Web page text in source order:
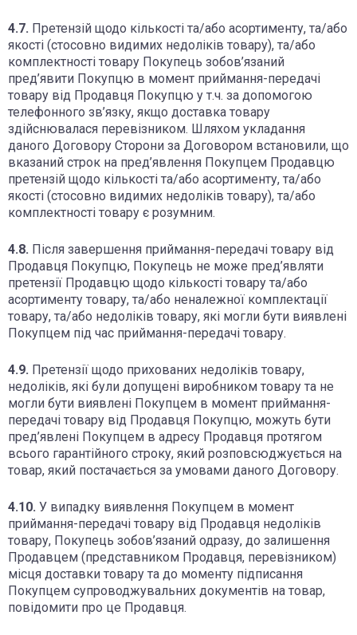
4.7. Претензій щодо кількості та/або асортименту, та/або
якості (стосовно видимих недоліків товару), та/або
комплектності товару Покупець зобов’язаний
пред’явити Покупцю в момент приймання-передачі
товару від Продавця Покупцю у т.ч. за допомогою
телефонного зв’язку, якщо доставка товару
здійснювалася перевізником. Шляхом укладання
даного Договору Сторони за Договором встановили, що
вказаний строк на пред’явлення Покупцем Продавцю
претензій щодо кількості та/або асортименту, та/або
якості (стосовно видимих недоліків товару), та/або
комплектності товару є розумним.
4.8. Після завершення приймання-передачі товару від
Продавця Покупцю, Покупець не може пред’являти
претензії Продавцю щодо кількості товару та/або
асортименту товару, та/або неналежної комплектації
товару, та/або недоліків товару, які могли бути виявлені
Покупцем під час приймання-передачі товару.
4.9. Претензії щодо прихованих недоліків товару,
недоліків, які були допущені виробником товару та не
могли бути виявлені Покупцем в момент приймання-
передачі товару від Продавця Покупцю, можуть бути
пред’явлені Покупцем в адресу Продавця протягом
всього гарантійного строку, який розповсюджується на
товар, який постачається за умовами даного Договору.
4.10. У випадку виявлення Покупцем в момент
приймання-передачі товару від Продавця недоліків
товару, Покупець зобов’язаний одразу, до залишення
Продавцем (представником Продавця, перевізником)
місця доставки товару та до моменту підписання
Покупцем супроводжувальних документів на товар,
повідомити про це Продавця.